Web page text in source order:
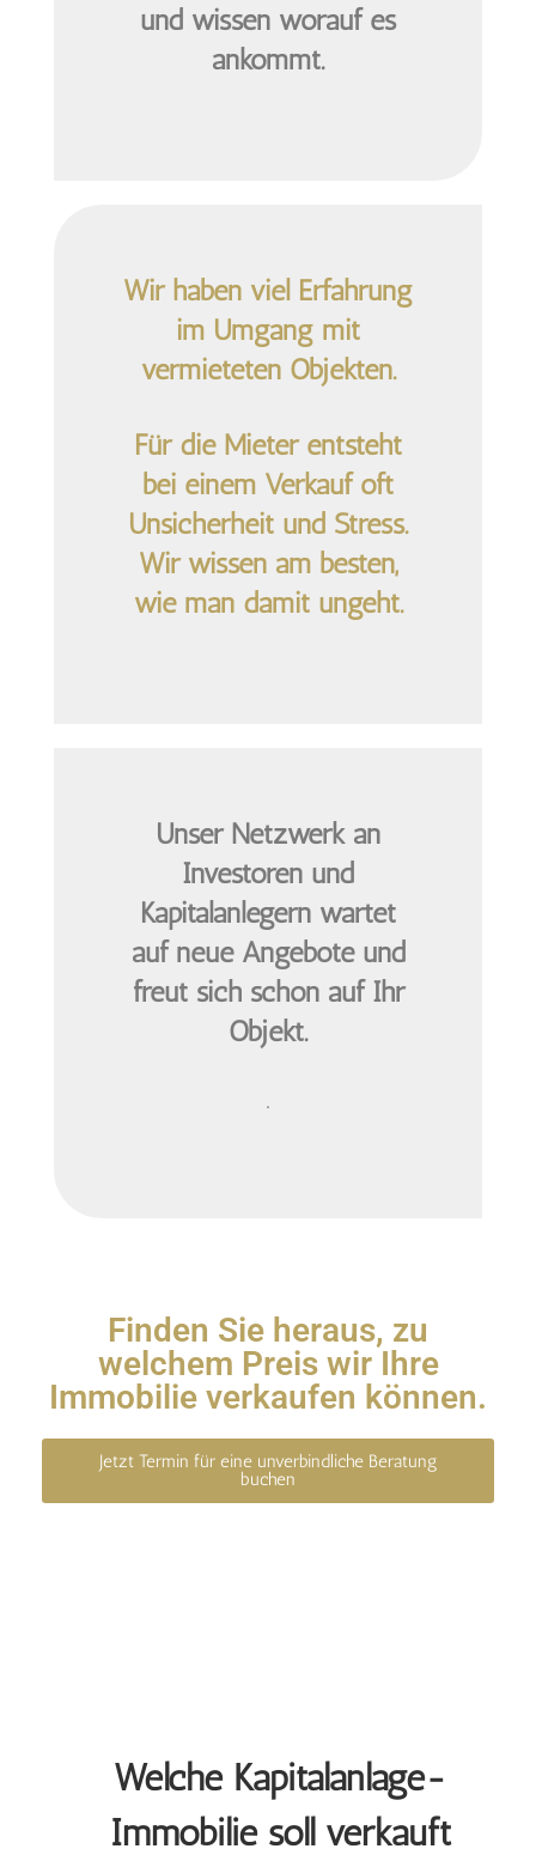
und wissen worauf es
ankommt.
Wir haben viel Erfahrung
im Umgang mit
vermieteten Objekten.
Für die Mieter entsteht
bei einem Verkauf oft
Unsicherheit und Stress.
Wir wissen am besten,
wie man damit ungeht.
Unser Netzwerk an
Investoren und
Kapitalanlegern wartet
auf neue Angebote und
freut sich schon auf Ihr
Objekt.
.
Finden Sie heraus, zu
welchem Preis wir Ihre
Immobilie verkaufen können.
Jetzt Termin für eine unverbindliche Beratung
buchen
Welche Kapitalanlage-
Immobilie soll verkauft